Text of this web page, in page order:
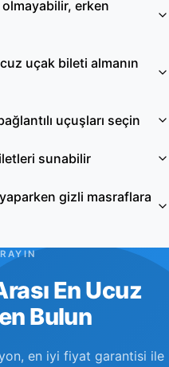
erken
uçak bileti almanın
uçuşları seçin
sunabilir
gizli masraflara
En Ucuz
Bulun
en iyi fiyat garantisi ile